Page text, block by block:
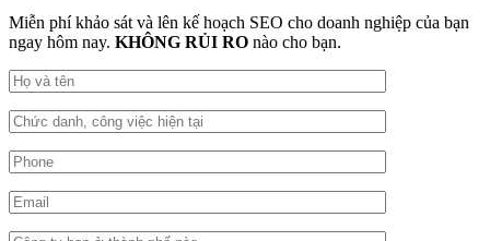
Miễn phí khảo sát và lên kế hoạch SEO cho doanh nghiệp của bạn
ngay hôm nay. KHÔNG RỦI RO nào cho bạn.